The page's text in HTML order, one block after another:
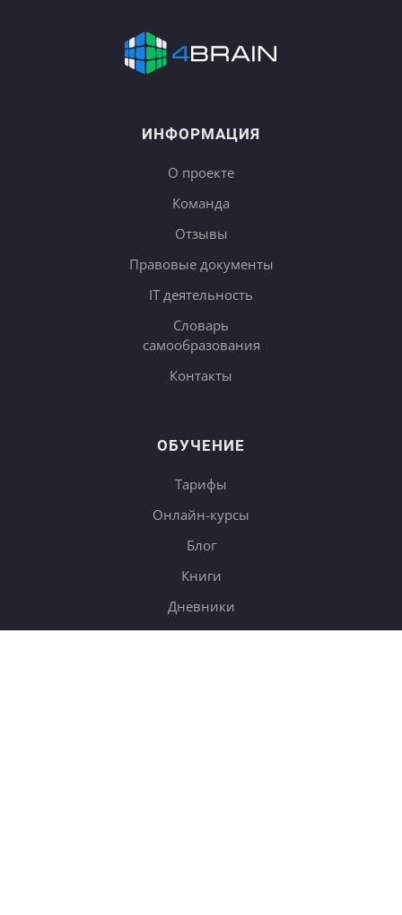
ИНФОРМАЦИЯ
О проекте
Команда
Отзывы
Правовые документы
IT деятельность
Словарь
самообразования
Контакты
ОБУЧЕНИЕ
Тарифы
Онлайн-курсы
Блог
Книги
Дневники